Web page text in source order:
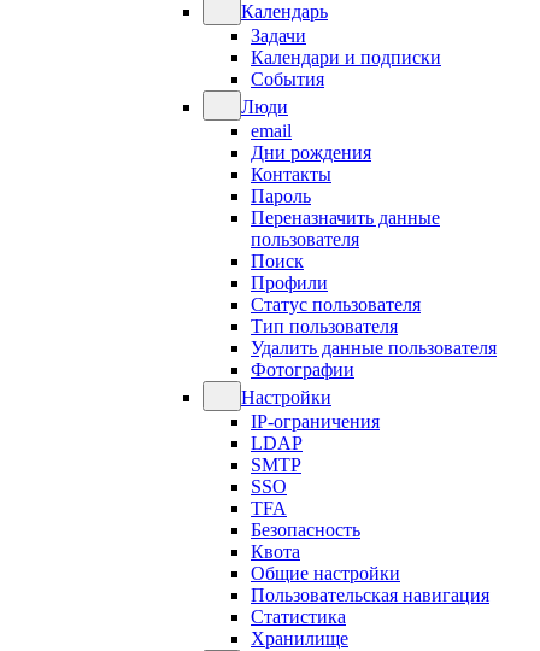
Календарь
Задачи
Календари и подписки
События
Люди
email
Дни рождения
Контакты
Пароль
Переназначить данные
пользователя
Поиск
Профили
Статус пользователя
Тип пользователя
Удалить данные пользователя
Фотографии
Настройки
IP-ограничения
LDAP
SMTP
SSO
TFA
Безопасность
Квота
Общие настройки
Пользовательская навигация
Статистика
Хранилище